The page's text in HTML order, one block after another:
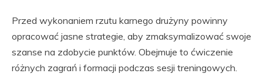
Przed wykonaniem rzutu karnego drużyny powinny
opracować jasne strategie, aby zmaksymalizować swoje
szanse na zdobycie punktów. Obejmuje to ćwiczenie
różnych zagrań i formacji podczas sesji treningowych.